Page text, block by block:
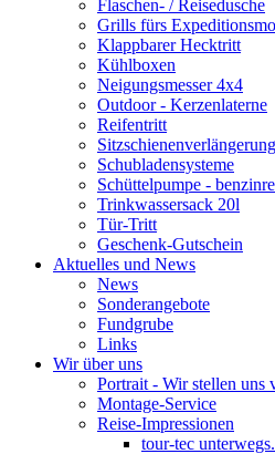
Flaschen- / Reisedusche
Grills fürs
Klappbarer Hecktritt
Kühlboxen
Neigungsmesser 4x4
Outdoor - Kerzenlaterne
Reifentritt
Schubladensysteme
Schüttelpumpe -
Trinkwassersack 20l
Tür-Tritt
Geschenk-Gutschein
Aktuelles und News
News
Sonderangebote
Fundgrube
Links
Wir über uns
Portrait - Wir stellen uns
Montage-Service
Reise-Impressionen
tour-tec